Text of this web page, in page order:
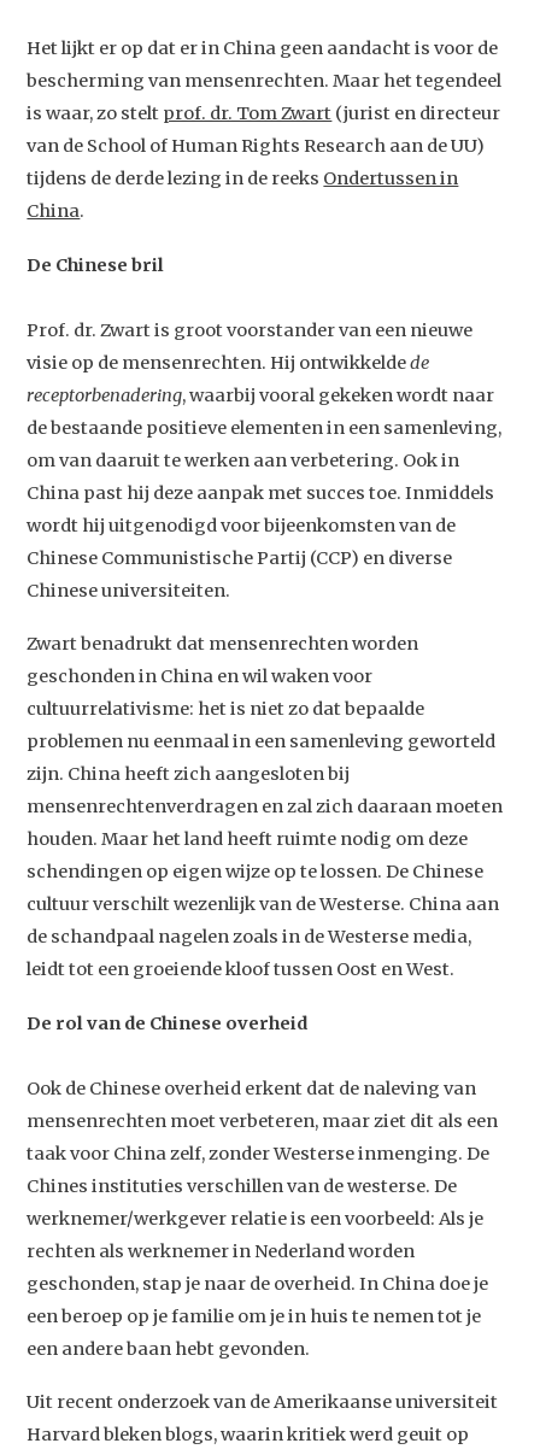
Het lijkt er op dat er in China geen aandacht is voor de
bescherming van mensenrechten. Maar het tegendeel
is waar, zo stelt prof. dr. Tom Zwart (jurist en directeur
van de School of Human Rights Research aan de UU)
tijdens de derde lezing in de reeks Ondertussen in
China.
De Chinese bril
Prof. dr. Zwart is groot voorstander van een nieuwe
visie op de mensenrechten. Hij ontwikkeldede
receptorbenadering, waarbij vooral gekeken wordt naar
de bestaande positieve elementen in een samenleving,
om van daaruit te werken aan verbetering. Ook in
China past hij deze aanpak met succes toe. Inmiddels
wordt hij uitgenodigd voor bijeenkomsten van de
Chinese Communistische Partij (CCP) en diverse
Chinese universiteiten.
Zwart benadrukt dat mensenrechten worden
geschonden in China en wil waken voor
cultuurrelativisme: het is niet zo dat bepaalde
problemen nu eenmaal in een samenleving geworteld
zijn. China heeft zich aangesloten bij
mensenrechtenverdragen en zal zich daaraan moeten
houden. Maar het land heeft ruimte nodig om deze
schendingen op eigen wijze op te lossen. De Chinese
cultuur verschilt wezenlijk van de Westerse. China aan
de schandpaal nagelen zoals in de Westerse media,
leidt tot een groeiende kloof tussen Oost en West.
De rol van de Chinese overheid
Ook de Chinese overheid erkent dat de naleving van
mensenrechten moet verbeteren, maar ziet dit als een
taak voor China zelf, zonder Westerse inmenging. De
Chines instituties verschillen van de westerse. De
werknemer/werkgever relatie is een voorbeeld: Als je
rechten als werknemer in Nederland worden
geschonden, stap je naar de overheid. In China doe je
een beroep op je familie om je in huis te nemen tot je
een andere baan hebt gevonden.
Uit recent onderzoek van de Amerikaanse universiteit
Harvard bleken blogs, waarin kritiek werd geuit op